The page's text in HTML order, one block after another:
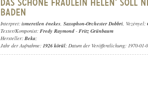
Interpret: ismeretlen énekes, Saxophon-Orchester Dobbri, Vezényel:
Texter/Komponist: Fredy Raymond- Fritz Grünbaum
Hersteller: Beka;
Jahr der Aufnahme: 1926 körül; Datum der Veröffentlichung: 1970-01-